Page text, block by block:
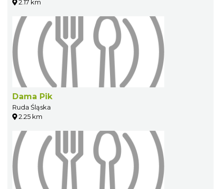
2.17 km
Dama Pik
Ruda Śląska
2.25 km